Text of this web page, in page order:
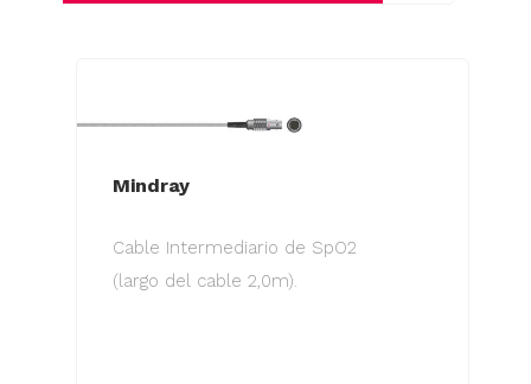
Mindray
Cable Intermediario de SpO2
(largo del cable 2,0m).